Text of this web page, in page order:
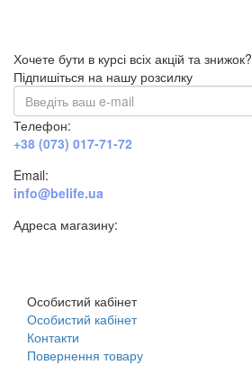
Хочете бути в курсі всіх акцій та знижок?
Підпишіться на нашу розсилку
Телефон:
+38 (073) 017-71-72
Email:
info@belife.ua
Адреса магазину:
Особистий кабінет
Особистий кабінет
Контакти
Повернення товару